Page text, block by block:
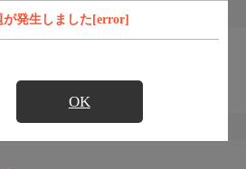
が発生しました[error]
OK
番組